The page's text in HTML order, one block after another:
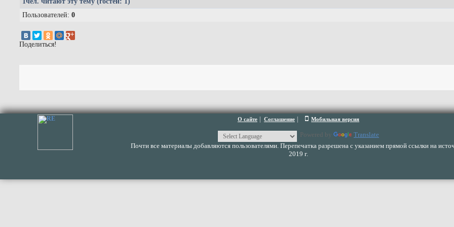
Пользователей: 0
Поделиться!
О сайте Соглашение Мобильная версия
Powered by
Translate
Почти все материалы добавляются пользователями. Перепечатка разрешена с указанием прямой ссылки на
2019 г.